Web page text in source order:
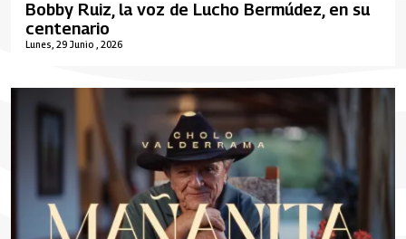
Lunes, 29 Junio , 2026
Bobby Ruiz, la voz de Lucho Bermúdez, en su
centenario